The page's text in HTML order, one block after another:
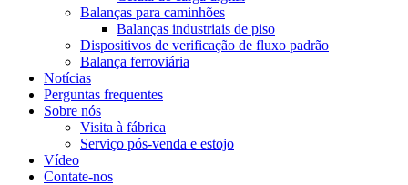
Balanças para caminhões
Balanças industriais de piso
Dispositivos de verificação de fluxo padrão
Balança ferroviária
Notícias
Perguntas frequentes
Sobre nós
Visita à fábrica
Serviço pós-venda e estojo
Vídeo
Contate-nos